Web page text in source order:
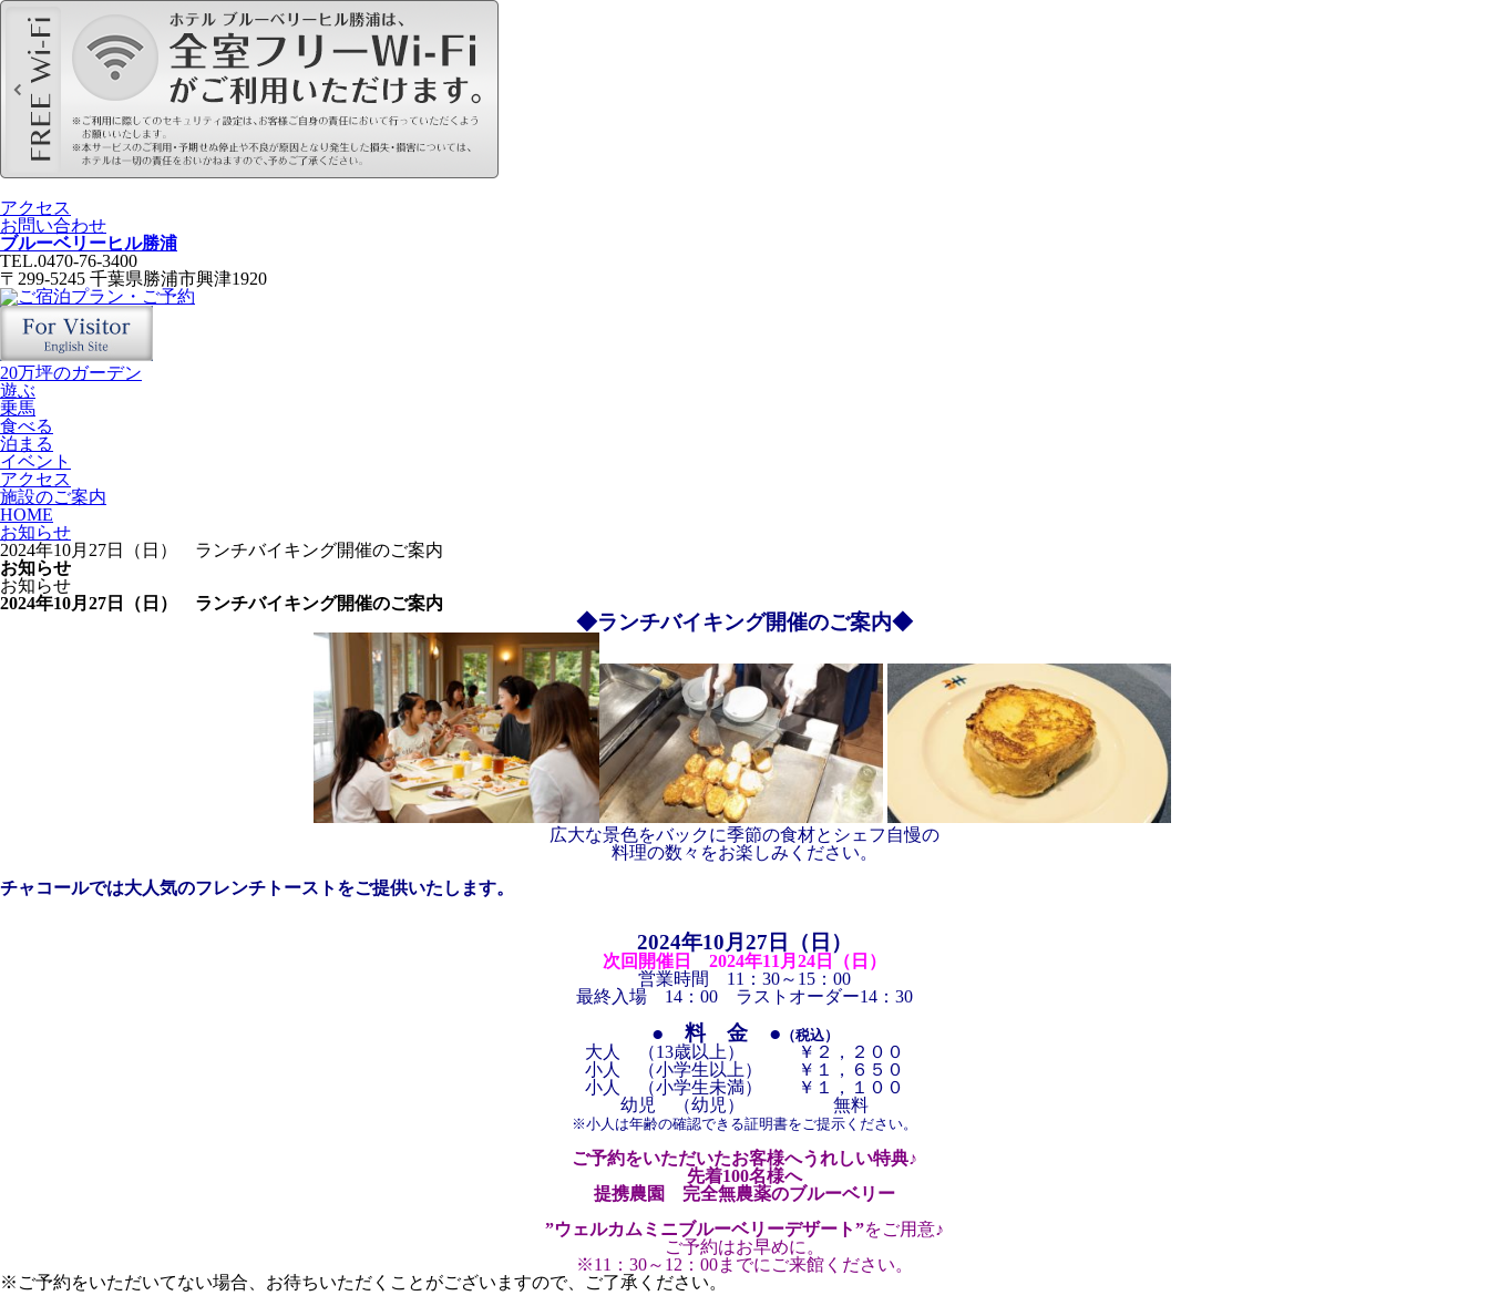
アクセス
お問い合わせ
ブルーベリーヒル勝浦
TEL.0470-76-3400
〒299-5245 千葉県勝浦市興津1920
20万坪のガーデン
遊ぶ
乗馬
食べる
泊まる
イベント
アクセス
施設のご案内
HOME
お知らせ
2024年10月27日（日） ランチバイキング開催のご案内
お知らせ
お知らせ
2024年10月27日（日） ランチバイキング開催のご案内
◆ランチバイキング開催のご案内◆
広大な景色をバックに季節の食材とシェフ自慢の
料理の数々をお楽しみください。
チャコールでは大人気のフレンチトーストをご提供いたします。
2024年10月27日（日）
次回開催日 2024年11月24日（日）
営業時間 11：30～15：00
最終入場 14：00 ラストオーダー14：30
● 料 金 ● （税込）
大人 （13歳以上） ￥２，２００
小人 （小学生以上） ￥１，６５０
小人 （小学生未満） ￥１，１００
幼児 （幼児） 無料
※小人は年齢の確認できる証明書をご提示ください。
ご予約をいただいたお客様へうれしい特典♪
先着100名様へ
提携農園 完全無農薬のブルーベリー
”ウェルカムミニブルーベリーデザート”をご用意♪
ご予約はお早めに。
※11：30～12：00までにご来館ください。
※ご予約をいただいてない場合、お待ちいただくことがございますので、ご了承ください。